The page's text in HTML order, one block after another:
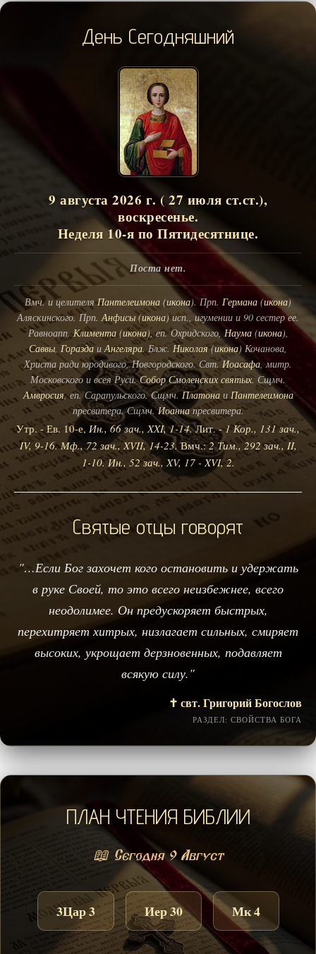
День Сегодняшний
9 августа 2026 г. ( 27 июля ст.ст.),
воскресенье.
Неделя 10-я по Пятидесятнице.
Поста нет.
Вмч. и целителяПантелеимона (икона). Прп. Германа (икона)
Аляскинского. Прп.Анфисы(икона) исп., игумении и 90 сестер ее.
Равноапп.Климента(икона), еп. Охридского,Наума(икона),
Саввы, ГораздаиАнгеляра. Блж. Николая(икона) Кочанова,
Христа ради юродивого, Новгородского. Свт.Иоасафа, митр.
Московского и всея Руси.Собор Смоленских святых. Сщмч.
Амвросия, еп. Сарапульского. Сщмч.Платонаи Пантелеимона
пресвитера. Сщмч.Иоаннапресвитера.
Утр. - Ев. 10-е, Ин., 66 зач., XXI, 1-14.Лит. -1 Кор., 131 зач.,
IV, 9-16. Мф., 72 зач., XVII, 14-23.Вмч.:2 Тим., 292 зач., II,
1-10. Ин., 52 зач., XV, 17 - XVI, 2.
Святые отцы говорят
"…Если Бог захочет кого остановить и удержать
в руке Своей, то это всего неизбежнее, всего
неодолимее. Он предускоряет быстрых,
перехитряет хитрых, низлагает сильных, смиряет
высоких, укрощает дерзновенных, подавляет
всякую силу."
✝️ свт. Григорий Богослов
РАЗДЕЛ: СВОЙСТВА БОГА
ПЛАН ЧТЕНИЯ БИБЛИИ
📖 Сегодня 9 Август
3Цар 3 Иер 30 Мк 4